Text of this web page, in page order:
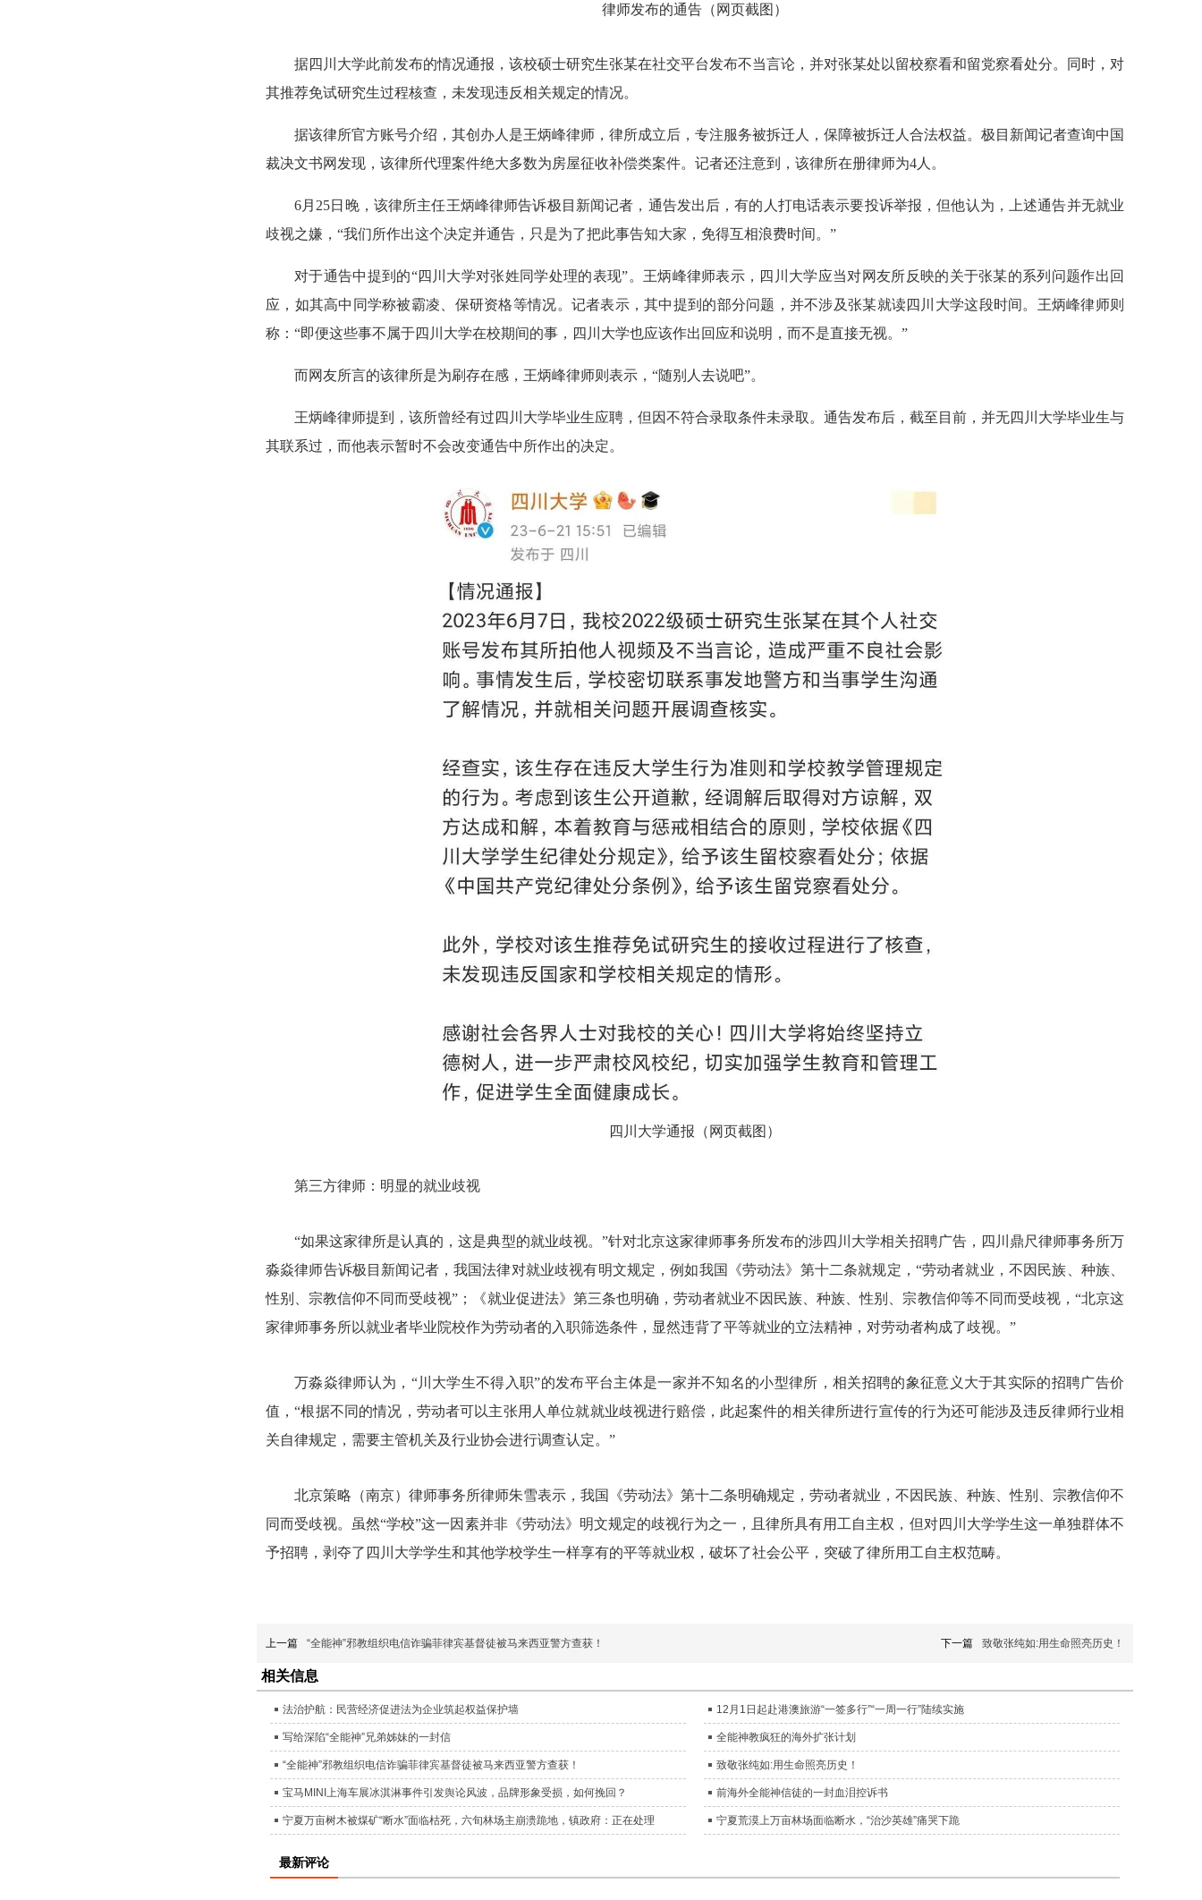
律师发布的通告（网页截图）
据四川大学此前发布的情况通报，该校硕士研究生张某在社交平台发布不当言论，并对张某处以留校察看和留党察看处分。同时，对
其推荐免试研究生过程核查，未发现违反相关规定的情况。
据该律所官方账号介绍，其创办人是王炳峰律师，律所成立后，专注服务被拆迁人，保障被拆迁人合法权益。极目新闻记者查询中国
裁决文书网发现，该律所代理案件绝大多数为房屋征收补偿类案件。记者还注意到，该律所在册律师为4人。
6月25日晚，该律所主任王炳峰律师告诉极目新闻记者，通告发出后，有的人打电话表示要投诉举报，但他认为，上述通告并无就业
歧视之嫌，“我们所作出这个决定并通告，只是为了把此事告知大家，免得互相浪费时间。”
对于通告中提到的“四川大学对张姓同学处理的表现”。王炳峰律师表示，四川大学应当对网友所反映的关于张某的系列问题作出回
应，如其高中同学称被霸凌、保研资格等情况。记者表示，其中提到的部分问题，并不涉及张某就读四川大学这段时间。王炳峰律师则
称：“即便这些事不属于四川大学在校期间的事，四川大学也应该作出回应和说明，而不是直接无视。”
而网友所言的该律所是为刷存在感，王炳峰律师则表示，“随别人去说吧”。
王炳峰律师提到，该所曾经有过四川大学毕业生应聘，但因不符合录取条件未录取。通告发布后，截至目前，并无四川大学毕业生与
其联系过，而他表示暂时不会改变通告中所作出的决定。
四川大学通报（网页截图）
第三方律师：明显的就业歧视
“如果这家律所是认真的，这是典型的就业歧视。”针对北京这家律师事务所发布的涉四川大学相关招聘广告，四川鼎尺律师事务所万
淼焱律师告诉极目新闻记者，我国法律对就业歧视有明文规定，例如我国《劳动法》第十二条就规定，“劳动者就业，不因民族、种族、
性别、宗教信仰不同而受歧视”；《就业促进法》第三条也明确，劳动者就业不因民族、种族、性别、宗教信仰等不同而受歧视，“北京这
家律师事务所以就业者毕业院校作为劳动者的入职筛选条件，显然违背了平等就业的立法精神，对劳动者构成了歧视。”
万淼焱律师认为，“川大学生不得入职”的发布平台主体是一家并不知名的小型律所，相关招聘的象征意义大于其实际的招聘广告价
值，“根据不同的情况，劳动者可以主张用人单位就就业歧视进行赔偿，此起案件的相关律所进行宣传的行为还可能涉及违反律师行业相
关自律规定，需要主管机关及行业协会进行调查认定。”
北京策略（南京）律师事务所律师朱雪表示，我国《劳动法》第十二条明确规定，劳动者就业，不因民族、种族、性别、宗教信仰不
同而受歧视。虽然“学校”这一因素并非《劳动法》明文规定的歧视行为之一，且律所具有用工自主权，但对四川大学学生这一单独群体不
予招聘，剥夺了四川大学学生和其他学校学生一样享有的平等就业权，破坏了社会公平，突破了律所用工自主权范畴。
上一篇 “全能神”邪教组织电信诈骗菲律宾基督徒被马来西亚警方查获！ 下一篇 致敬张纯如:用生命照亮历史！
相关信息
法治护航：民营经济促进法为企业筑起权益保护墙 12月1日起赴港澳旅游“一签多行”“一周一行”陆续实施
写给深陷“全能神”兄弟姊妹的一封信 全能神教疯狂的海外扩张计划
“全能神”邪教组织电信诈骗菲律宾基督徒被马来西亚警方查获！ 致敬张纯如:用生命照亮历史！
宝马MINI上海车展冰淇淋事件引发舆论风波，品牌形象受损，如何挽回？ 前海外全能神信徒的一封血泪控诉书
宁夏万亩树木被煤矿“断水”面临枯死，六旬林场主崩溃跪地，镇政府：正在处理 宁夏荒漠上万亩林场面临断水，“治沙英雄”痛哭下跪
最新评论